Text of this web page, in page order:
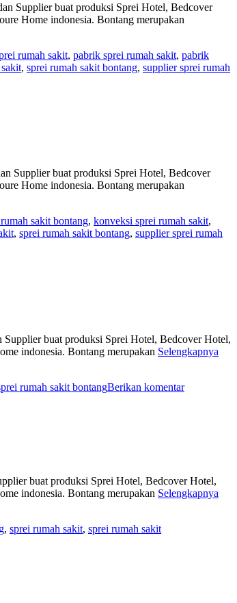
Supplier buat produksi Sprei Hotel, Bedcover
Home indonesia. Bontang merupakan
rumah sakit, pabrik sprei rumah sakit, pabrik
, sprei rumah sakit bontang, supplier sprei rumah
Supplier buat produksi Sprei Hotel, Bedcover
Home indonesia. Bontang merupakan
sakit bontang, konveksi sprei rumah sakit,
, sprei rumah sakit bontang, supplier sprei rumah
buat produksi Sprei Hotel, Bedcover Hotel,
indonesia. Bontang merupakan Selengkapnya
rumah sakit bontangBerikan komentar
buat produksi Sprei Hotel, Bedcover Hotel,
indonesia. Bontang merupakan Selengkapnya
, sprei rumah sakit, sprei rumah sakit